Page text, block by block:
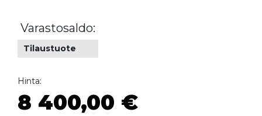
Varastosaldo:
Tilaustuote
Hinta:
8 400,00 €